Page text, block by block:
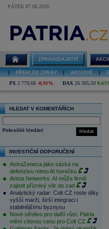
PÁTEK 07.08.2026
ZPRAVODAJSTVÍ
PŘEHLED ZPRÁV AKCIOVÉ
PX 2 779,68 -0,91% DAX 26 305,59
HLEDAT V KOMENTÁŘÍCH
hledat
Pokročilé hledání
INVESTIČNÍ DOPORUČENÍ
AstraZeneca jako sázka na
defenzivu mimo AI horečku
Arista Networks: AI může firmě
zajistit příznivý vítr do zad
Analytický radar: Colt CZ roste díky
vyšší marži, širší integraci i
stabilnějšímu byznysu
Nové střelivo pro další růst. Patria
mění cílovou cenu pro Colt CZ